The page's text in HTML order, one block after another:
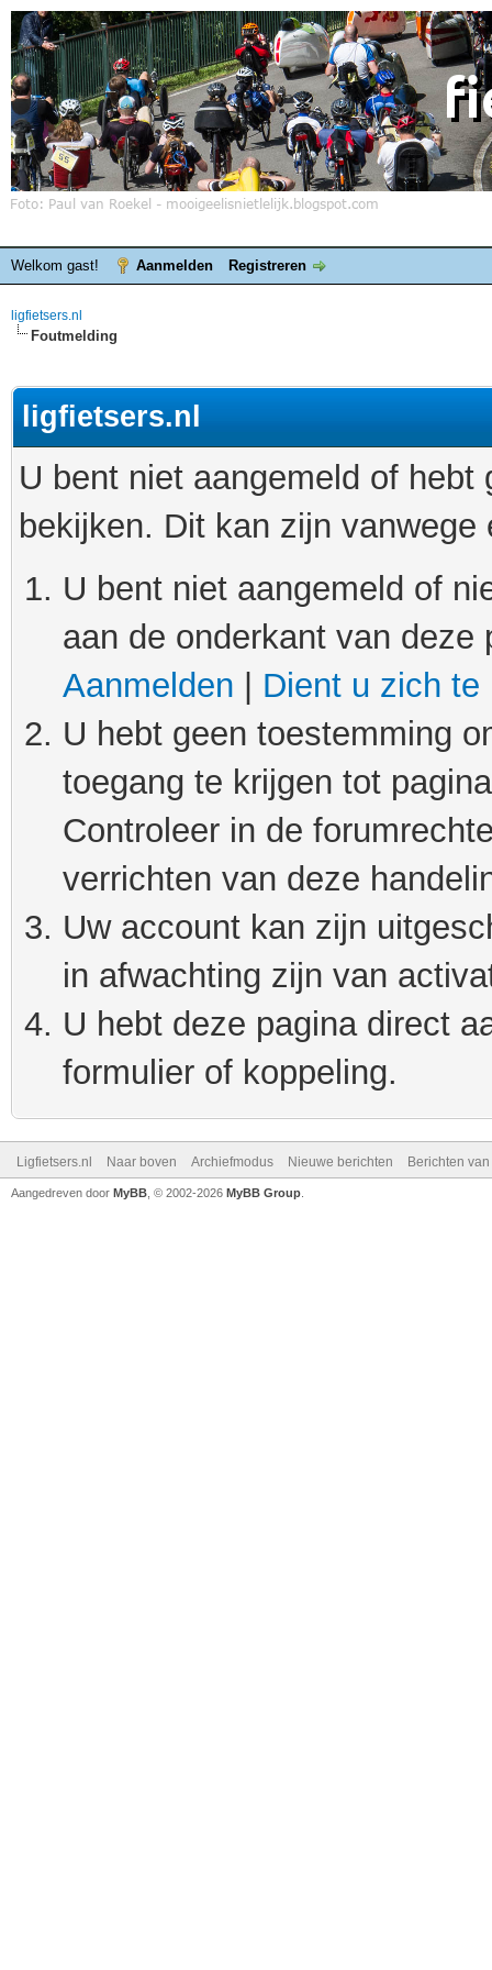
Welkom gast! Aanmelden Registreren
ligfietsers.nl
Foutmelding
ligfietsers.nl
U bent niet aangemeld of
bekijken. Dit kan zijn
U bent niet aangemeld of
aan de onderkant van
Aanmelden
Dient u zich te
U hebt geen toestemming
toegang te krijgen tot
Controleer in de
verrichten van deze
Uw account kan zijn
in afwachting zijn van
U hebt deze pagina direct
formulier of koppeling.
Ligfietsers.nl Naar boven Archiefmodus Nieuwe berichten Berichten
Aangedreven door MyBB , © 2002-2026 MyBB Group